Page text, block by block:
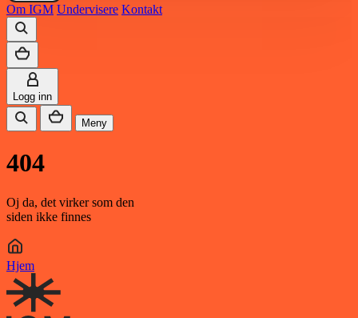
Om IGM Undervisere Kontakt
Logg inn
Meny
404
Oj da, det virker som den
siden ikke finnes
Hjem